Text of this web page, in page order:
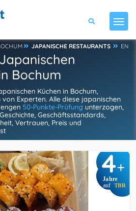
JAPANISCHE RESTAURANTS EN
Bochum
Küchen in Bochum,
Experten. Alle diese japanischen
50-Punkte-Prüfung unterzogen,
Geschäftsstandards,
Vertrauen, Preis und
4+
Jahre
auf TBR